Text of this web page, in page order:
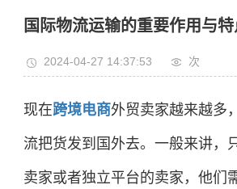
国际物流运输的重要作用与
2024-04-27 14:37:53 次
现在跨境电商外贸卖家越来越多
流把货发到国外去。一般来讲，
卖家或者独立平台的卖家，他们